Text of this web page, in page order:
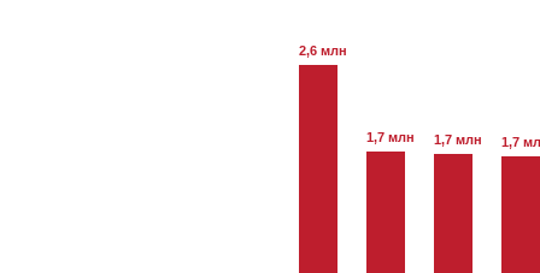
2,6 млн
1,7 млн 1,7 млн 1,7